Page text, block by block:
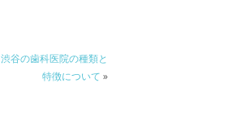
渋谷の歯科医院の種類と
特徴について »